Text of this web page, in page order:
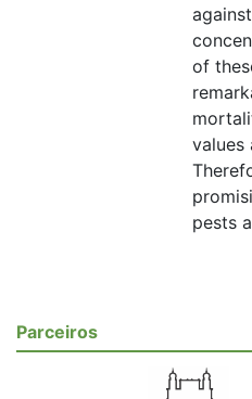
of
values
pests
Parceiros